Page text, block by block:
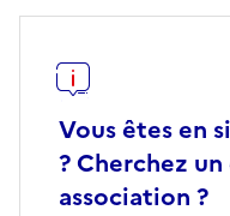
Vous êtes en
? Cherchez
association ?